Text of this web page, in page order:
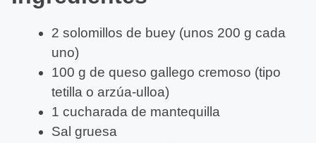
2 solomillos de buey (unos 200 g cada
uno)
100 g de queso gallego cremoso (tipo
tetilla o arzúa-ulloa)
1 cucharada de mantequilla
Sal gruesa